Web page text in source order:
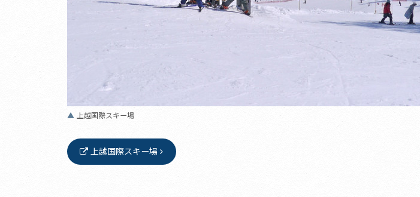
上越国際スキー場
上越国際スキー場